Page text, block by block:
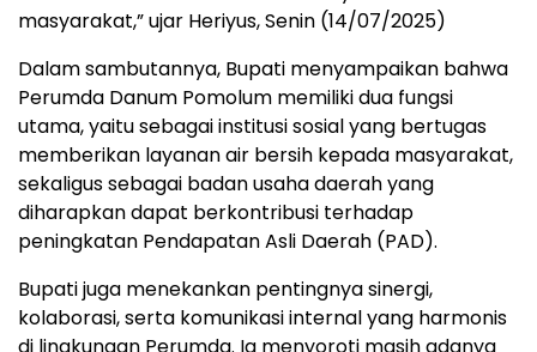
masyarakat,” ujar Heriyus, Senin (14/07/2025)
Dalam sambutannya, Bupati menyampaikan bahwa
Perumda Danum Pomolum memiliki dua fungsi
utama, yaitu sebagai institusi sosial yang bertugas
memberikan layanan air bersih kepada masyarakat,
sekaligus sebagai badan usaha daerah yang
diharapkan dapat berkontribusi terhadap
peningkatan Pendapatan Asli Daerah (PAD).
Bupati juga menekankan pentingnya sinergi,
kolaborasi, serta komunikasi internal yang harmonis
di lingkungan Perumda. Ia menyoroti masih adanya